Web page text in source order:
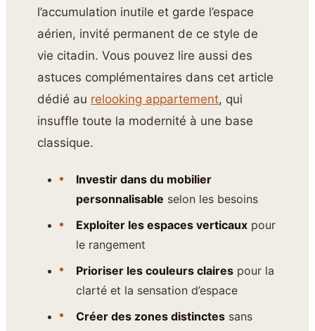
l’accumulation inutile et garde l’espace
aérien, invité permanent de ce style de
vie citadin. Vous pouvez lire aussi des
astuces complémentaires dans cet article
dédié au relooking appartement, qui
insuffle toute la modernité à une base
classique.
Investir dans du mobilier
personnalisable selon les besoins
Exploiter les espaces verticauxpour
le rangement
Prioriser les couleurs clairespour la
clarté et la sensation d’espace
Créer des zones distinctessans